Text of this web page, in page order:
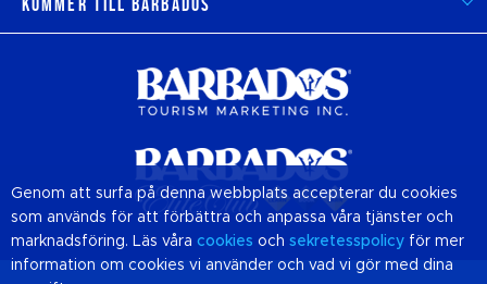
Genom att surfa på denna webbplats accepterar du cookies
som används för att förbättra och anpassa våra tjänster och
marknadsföring. Läs våra cookies och sekretesspolicy för mer
information om cookies vi använder och vad vi gör med dina